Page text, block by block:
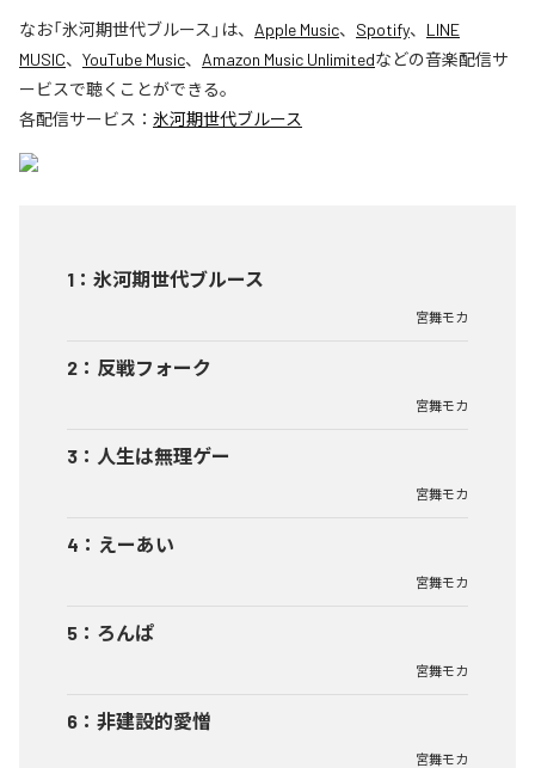
なお「氷河期世代ブルース 」は、 Apple Music、 Spotify、 LINE
MUSIC、 YouTube Music、 Amazon Music Unlimitedなどの音楽配信サ
ービスで聴くことができる。
各配信サービス： 氷河期世代ブルース
1 ： 氷河期世代ブルース
宮舞モカ
2 ： 反戦フォーク
宮舞モカ
3 ： 人生は無理ゲー
宮舞モカ
4 ： えーあい
宮舞モカ
5 ： ろんぱ
宮舞モカ
6 ： 非建設的愛憎
宮舞モカ